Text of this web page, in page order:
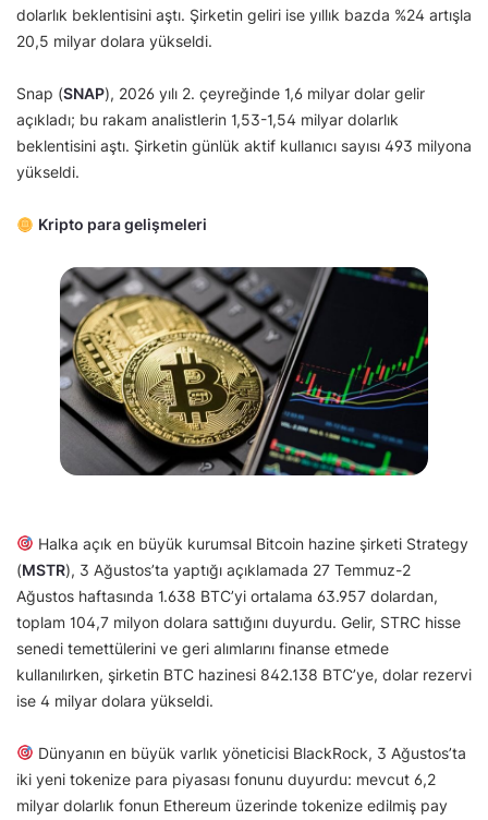
dolarlık beklentisini aştı. Şirketin geliri ise yıllık bazda %24 artışla
20,5 milyar dolara yükseldi.
Snap (SNAP), 2026 yılı 2. çeyreğinde 1,6 milyar dolar gelir
açıkladı; bu rakam analistlerin 1,53-1,54 milyar dolarlık
beklentisini aştı. Şirketin günlük aktif kullanıcı sayısı 493 milyona
yükseldi.
Kripto para gelişmeleri
Halka açık en büyük kurumsal Bitcoin hazine şirketi Strategy
(MSTR), 3 Ağustos’ta yaptığı açıklamada 27 Temmuz-2
Ağustos haftasında 1.638 BTC’yi ortalama 63.957 dolardan,
toplam 104,7 milyon dolara sattığını duyurdu. Gelir, STRC hisse
senedi temettülerini ve geri alımlarını finanse etmede
kullanılırken, şirketin BTC hazinesi 842.138 BTC’ye, dolar rezervi
ise 4 milyar dolara yükseldi.
Dünyanın en büyük varlık yöneticisi BlackRock, 3 Ağustos’ta
iki yeni tokenize para piyasası fonunu duyurdu: mevcut 6,2
milyar dolarlık fonun Ethereum üzerinde tokenize edilmiş pay